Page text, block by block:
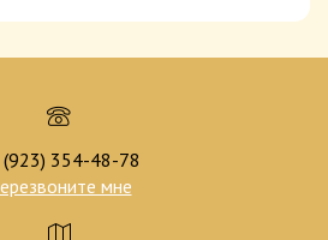
(923) 354-48-78
мне